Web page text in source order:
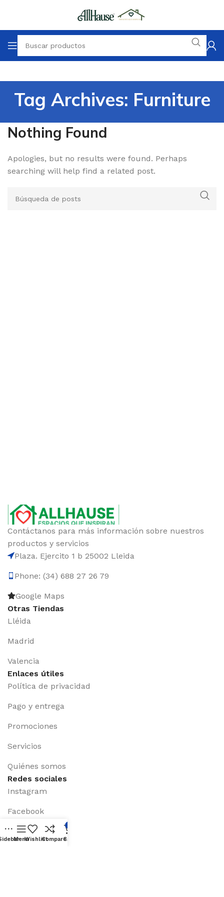
Tag Archives: Furniture
Nothing Found
Apologies, but no results were found. Perhaps
searching will help find a related post.
Contáctanos para más información sobre nuestros
productos y servicios
Plaza. Ejercito 1 b 25002 Lleida
Phone: (34) 688 27 26 79
Google Maps
Otras Tiendas
Lléida
Madrid
Valencia
Enlaces útiles
Política de privacidad
Pago y entrega
Promociones
Servicios
Quiénes somos
Redes sociales
Instagram
Facebook
X (Twiter)
MenuWishlistCompareCart